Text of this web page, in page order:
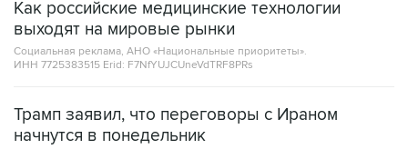
Социальная реклама, АНО «Национальные приоритеты».
ИНН 7725383515 Erid: F7NfYUJCUneVdTRF8PRs